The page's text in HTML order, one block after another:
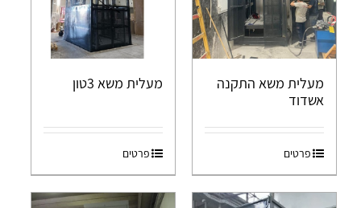
מעלית משא התקנה
אשדוד
פרטים
מעלית משא 3טון
פרטים